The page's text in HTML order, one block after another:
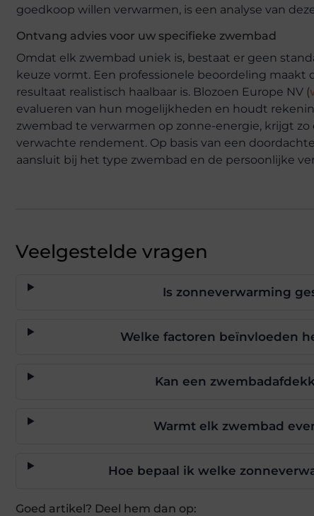
goedkoop willen verwarmen, is een analyse van
Ontvang advies voor uw specifieke zwembad
Omdat elk zwembad uniek is, bestaat er geen
keuze vormt. Een professionele beoordeling
resultaat realistisch haalbaar is. Blozoen Europe NV (
evalueren van hun mogelijkheden en houdt
zwembad te verwarmen op zonne-energie, krijgt
verwachte rendement. Op basis van een
aansluit bij het type zwembad en de persoonlijke
Veelgestelde vragen
Is zonneverwarming
Welke factoren beïnvloeden
Kan een
Warmt elk zwembad
Hoe bepaal ik welke
Goed artikel? Deel hem dan op: